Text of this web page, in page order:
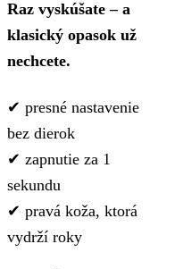
Raz vyskúšate – a
klasický opasok už
nechcete.
✔ presné nastavenie
bez dierok
✔ zapnutie za 1
sekundu
✔ pravá koža, ktorá
vydrží roky